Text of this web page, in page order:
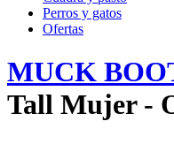
Perros y gatos
Ofertas
MUCK
Tall Mujer -